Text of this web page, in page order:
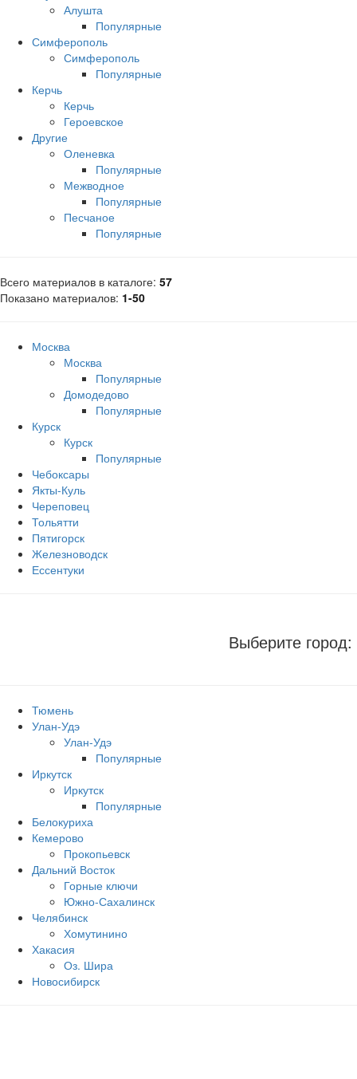
Алушта
Популярные
Симферополь
Симферополь
Популярные
Керчь
Керчь
Героевское
Другие
Оленевка
Популярные
Межводное
Популярные
Песчаное
Популярные
Всего материалов в каталоге: 57
Показано материалов: 1-50
Москва
Москва
Популярные
Домодедово
Популярные
Курск
Курск
Популярные
Чебоксары
Якты-Куль
Череповец
Тольятти
Пятигорск
Железноводск
Ессентуки
Выберите город:
Тюмень
Улан-Удэ
Улан-Удэ
Популярные
Иркутск
Иркутск
Популярные
Белокуриха
Кемерово
Прокопьевск
Дальний Восток
Горные ключи
Южно‐Сахалинск
Челябинск
Хомутинино
Хакасия
Оз. Шира
Новосибирск